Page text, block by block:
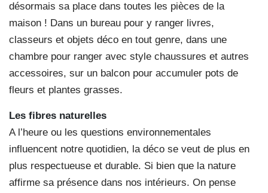
désormais sa place dans toutes les pièces de la
maison ! Dans un bureau pour y ranger livres,
classeurs et objets déco en tout genre, dans une
chambre pour ranger avec style chaussures et autres
accessoires, sur un balcon pour accumuler pots de
fleurs et plantes grasses.
Les fibres naturelles
A l’heure ou les questions environnementales
influencent notre quotidien, la déco se veut de plus en
plus respectueuse et durable. Si bien que la nature
affirme sa présence dans nos intérieurs. On pense